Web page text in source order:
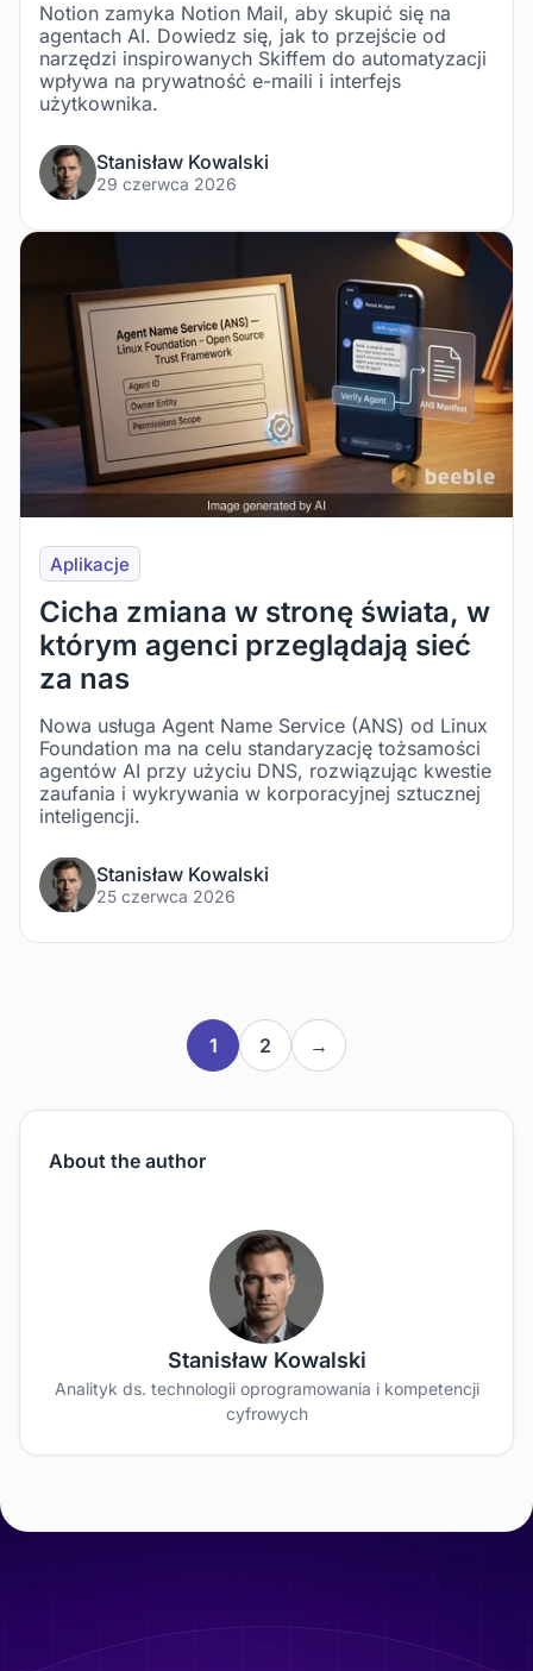
Notion zamyka Notion Mail, aby skupić się na
agentach AI. Dowiedz się, jak to przejście od
narzędzi inspirowanych Skiffem do automatyzacji
wpływa na prywatność e-maili i interfejs
użytkownika.
Stanisław Kowalski
29 czerwca 2026
Aplikacje
Cicha zmiana w stronę świata, w
którym agenci przeglądają sieć
za nas
Nowa usługa Agent Name Service (ANS) od Linux
Foundation ma na celu standaryzację tożsamości
agentów AI przy użyciu DNS, rozwiązując kwestie
zaufania i wykrywania w korporacyjnej sztucznej
inteligencji.
Stanisław Kowalski
25 czerwca 2026
1 2 →
About the author
Stanisław Kowalski
Analityk ds. technologii oprogramowania i kompetencji
cyfrowych